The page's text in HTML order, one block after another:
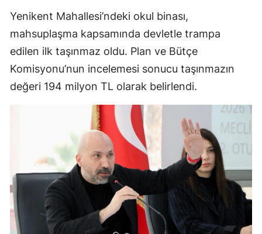
Yenikent Mahallesi’ndeki okul binası,
mahsuplaşma kapsamında devletle trampa
edilen ilk taşınmaz oldu. Plan ve Bütçe
Komisyonu’nun incelemesi sonucu taşınmazın
değeri 194 milyon TL olarak belirlendi.